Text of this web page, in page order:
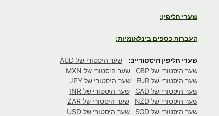
שערי חליפין:
העברות כספים בינלאומיות:
שערי חליפין היסטוריים:
שער היסטורי של AUD
שער היסטורי של GBP
שער היסטורי של MXN
שער היסטורי של EUR
שער היסטורי של JPY
שער היסטורי של CAD
שער היסטורי של INR
שער היסטורי של NZD
שער היסטורי של ZAR
שער היסטורי של SGD
שער היסטורי של USD